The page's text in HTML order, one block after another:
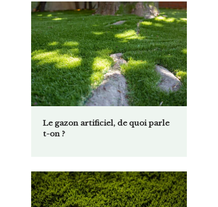
Le gazon artificiel, de quoi parle
t-on ?